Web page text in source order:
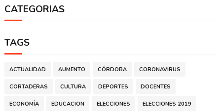
CATEGORIAS
TAGS
ACTUALIDAD AUMENTO CÓRDOBA CORONAVIRUS
CORTADERAS CULTURA DEPORTES DOCENTES
ECONOMÍA EDUCACION ELECCIONES ELECCIONES 2019